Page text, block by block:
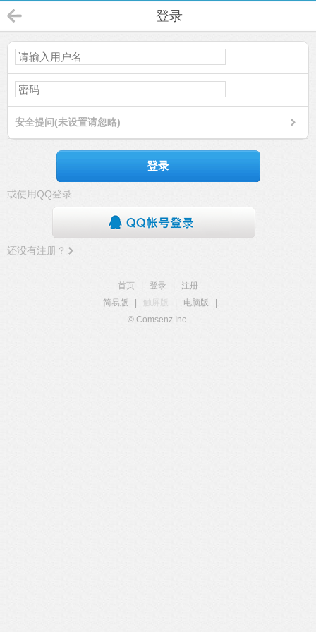
登录
安全提问(未设置请忽略)
登录
或使用QQ登录
还没有注册？
首页 登录
注册
简易版
触屏版 电脑版
© Comsenz Inc.